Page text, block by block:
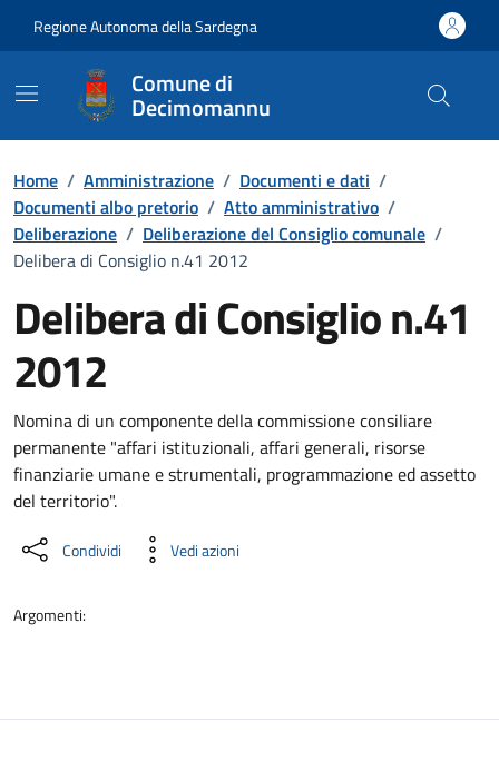
Regione Autonoma della Sardegna
Comune di
Decimomannu
Home / Amministrazione / Documenti e dati /
Documenti albo pretorio / Atto amministrativo /
Deliberazione / Deliberazione del Consiglio comunale /
Delibera di Consiglio n.41 2012
Delibera di Consiglio n.41
2012
Dettaglio del documento
Nomina di un componente della commissione consiliare
permanente "affari istituzionali, affari generali, risorse
finanziarie umane e strumentali, programmazione ed assetto
del territorio".
Condividi Vedi azioni
Argomenti: